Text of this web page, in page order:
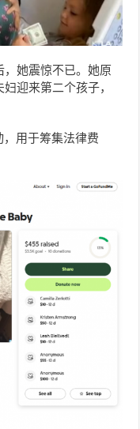
，她震惊不已。她原
迎来第二个孩子，
用于筹集法律费